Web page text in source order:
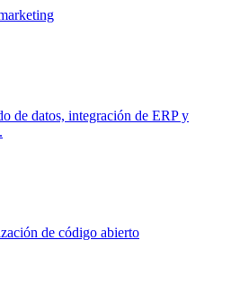
de datos, integración de ERP y
de código abierto